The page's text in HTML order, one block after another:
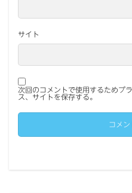
サイト
次回のコメントで使用するためブ
ス、サイトを保存する。